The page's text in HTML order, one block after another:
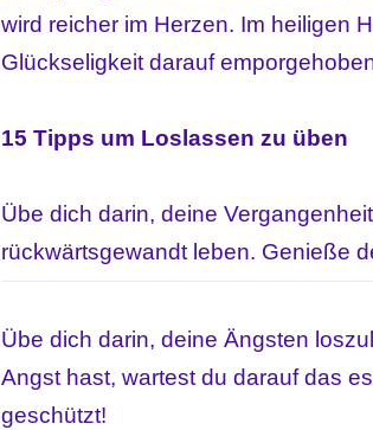
wird reicher im Herzen. Im heiligen
Glückseligkeit darauf
15 Tipps um Loslassen zu üben
Übe dich darin, deine
rückwärtsgewandt leben. Genieße
Übe dich darin, deine Ängsten
Angst hast, wartest du darauf das
geschützt!